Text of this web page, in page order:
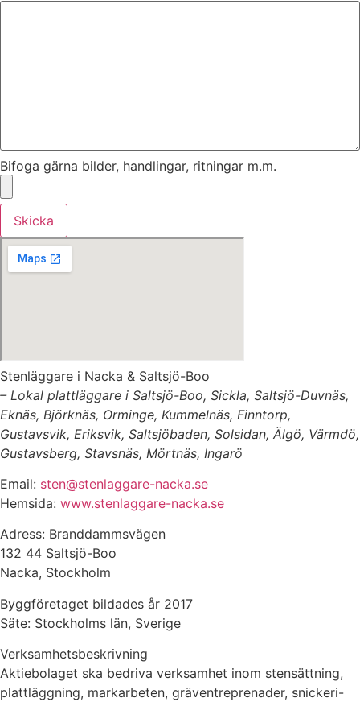
Bifoga gärna bilder, handlingar, ritningar m.m.
Skicka
Stenläggare i Nacka & Saltsjö-Boo
– Lokal plattläggare i Saltsjö-Boo, Sickla, Saltsjö-Duvnäs,
Eknäs, Björknäs, Orminge, Kummelnäs, Finntorp,
Gustavsvik, Eriksvik, Saltsjöbaden, Solsidan, Älgö, Värmdö,
Gustavsberg, Stavsnäs, Mörtnäs, Ingarö
Email: sten@stenlaggare-nacka.se
Hemsida: www.stenlaggare-nacka.se
Adress: Branddammsvägen
132 44 Saltsjö-Boo
Nacka, Stockholm
Byggföretaget bildades år 2017
Säte: Stockholms län, Sverige
Verksamhetsbeskrivning
Aktiebolaget ska bedriva verksamhet inom stensättning,
plattläggning, markarbeten, gräventreprenader, snickeri-